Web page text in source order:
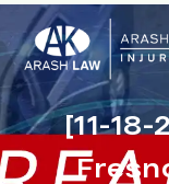
[11-